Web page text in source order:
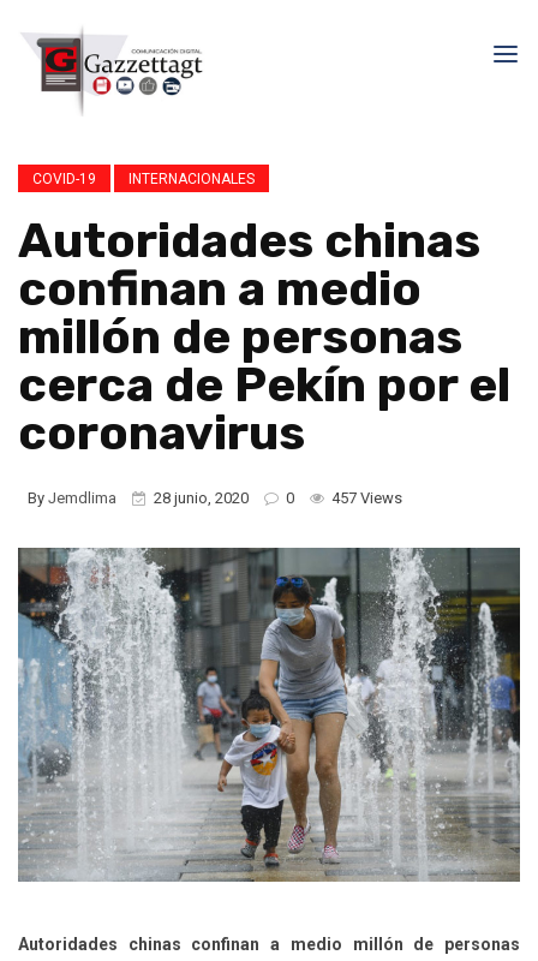
COVID-19 INTERNACIONALES
Autoridades chinas
confinan a medio
millón de personas
cerca de Pekín por el
coronavirus
By Jemdlima 28 junio, 2020 0 457 Views
Autoridades chinas confinan a medio millón de personas